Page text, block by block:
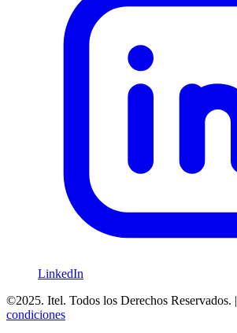
LinkedIn
©2025. Itel. Todos los Derechos Reservados. |
condiciones